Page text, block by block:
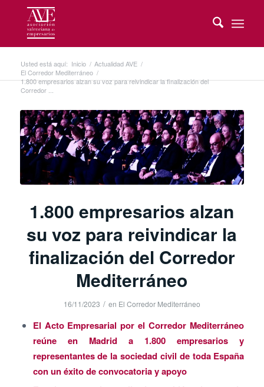
Usted está aquí: Inicio / Actualidad AVE /
El Corredor Mediterráneo /
1.800 empresarios alzan su voz para reivindicar la finalización del
Corredor ...
1.800 empresarios alzan
su voz para reivindicar la
finalización del Corredor
Mediterráneo
16/11/2023 / en El Corredor Mediterráneo
El Acto Empresarial por el Corredor Mediterráneo
reúne en Madrid a 1.800 empresarios y
representantes de la sociedad civil de toda España
con un éxito de convocatoria y apoyo